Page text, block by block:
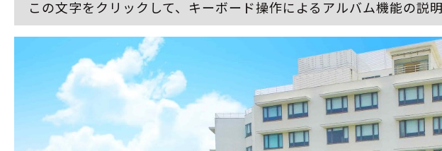
この文字をクリックして、キーボード操作によるアルバム機能の説